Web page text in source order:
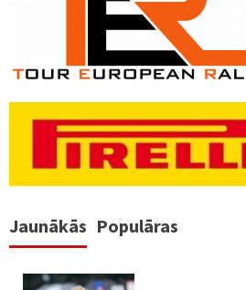
Jaunākās Populāras